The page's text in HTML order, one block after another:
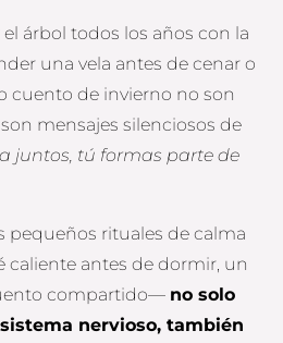
árbol todos los años con la
una vela antes de cenar o
cuento de invierno no son
mensajes silenciosos de
juntos, tú formas parte de
pequeños rituales de calma
antes de dormir, un
compartido— no solo
nervioso, también